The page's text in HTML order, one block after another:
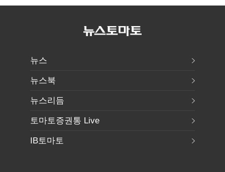
반도체 인재
배터리 소재로
뉴스
뉴스북
뉴스리듬
토마토증권통 Live
IB토마토